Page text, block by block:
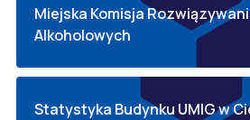
Miejska Komisja
Alkoholowych
Statystyka Budynku UMIG w